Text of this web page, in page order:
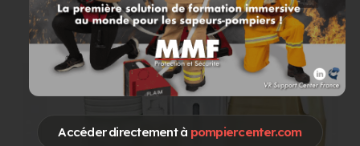
Accéder directement à pompiercenter.com